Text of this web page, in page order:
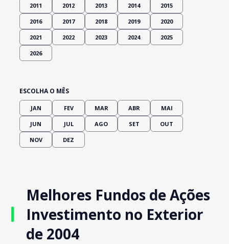
2011 2012 2013 2014 2015
2016 2017 2018 2019 2020
2021 2022 2023 2024 2025
2026
ESCOLHA O MÊS
JAN FEV MAR ABR MAI
JUN JUL AGO SET OUT
NOV DEZ
Melhores Fundos de Ações
Investimento no Exterior
de 2004